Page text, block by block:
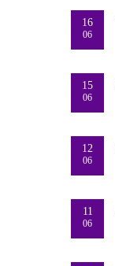
16
06
15
06
12
06
11
06